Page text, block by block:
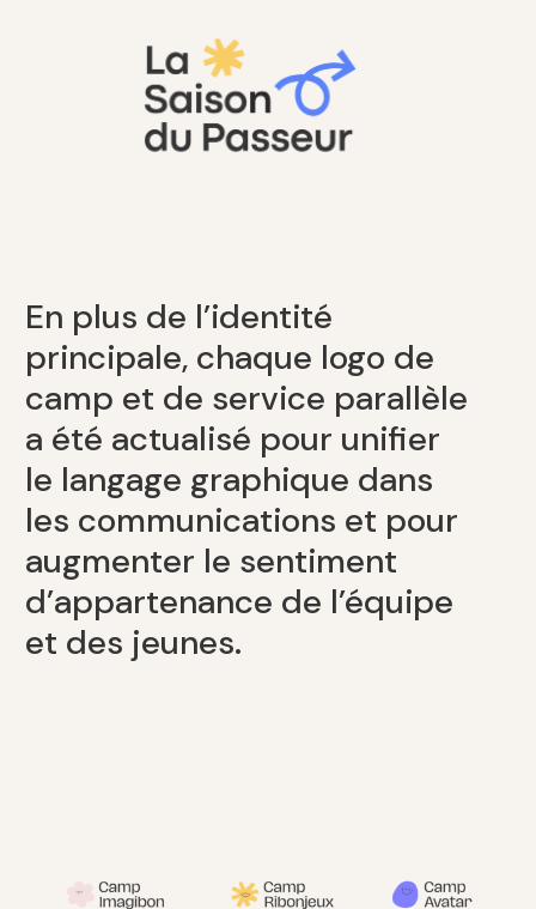
En plus de l’identité
principale, chaque logo de
camp et de service parallèle
a été actualisé pour unifier
le langage graphique dans
les communications et pour
augmenter le sentiment
d’appartenance de l’équipe
et des jeunes.